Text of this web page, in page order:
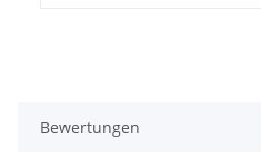
Bewertungen